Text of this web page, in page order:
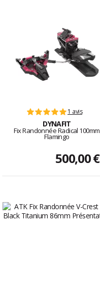
1 avis
DYNAFIT
Fix Randonnée Radical 100mm
Flamingo
500,00 €